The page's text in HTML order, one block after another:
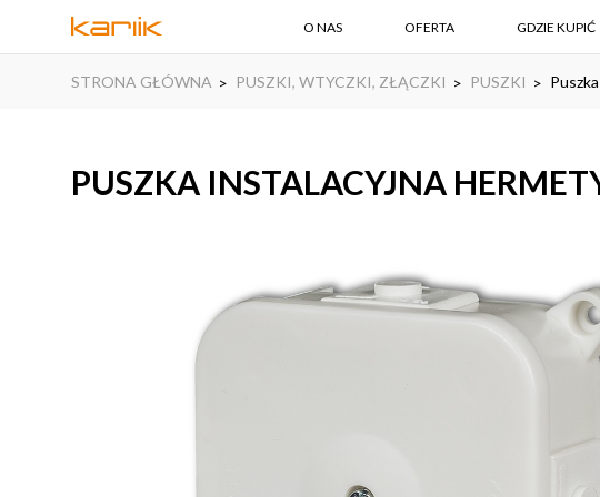
O NAS OFERTA GDZIE KUPIĆ
STRONA GŁÓWNA PUSZKI, WTYCZKI, ZŁĄCZKI PUSZKI
PUSZKA INSTALACYJNA